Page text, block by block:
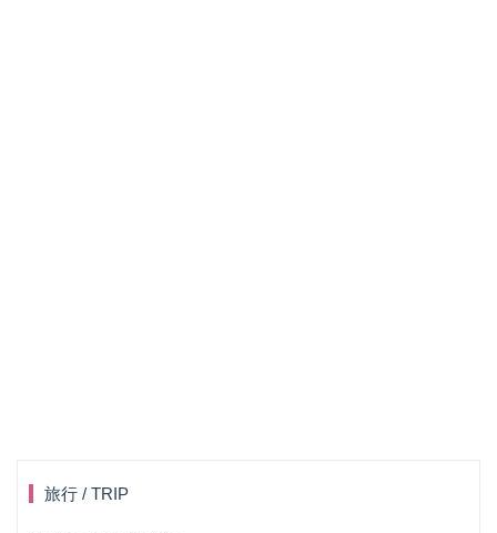
旅行 / TRIP